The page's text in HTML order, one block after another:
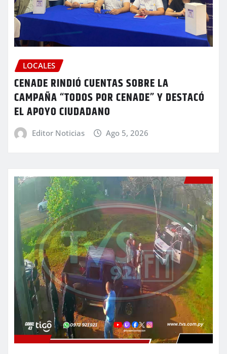
LOCALES
CENADE RINDIÓ CUENTAS SOBRE LA
CAMPAÑA “TODOS POR CENADE” Y DESTACÓ
EL APOYO CIUDADANO
Editor Noticias Ago 5, 2026